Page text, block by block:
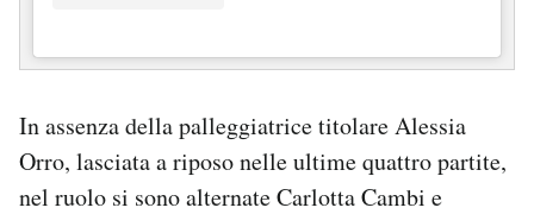
In assenza della palleggiatrice titolare Alessia
Orro, lasciata a riposo nelle ultime quattro partite,
nel ruolo si sono alternate Carlotta Cambi e